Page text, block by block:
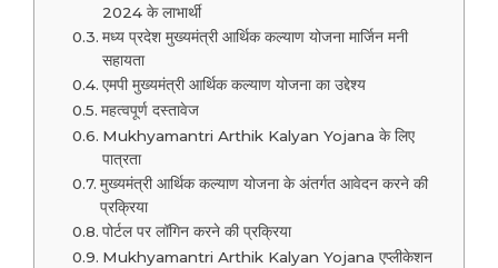
2024 के लाभार्थी
मध्य प्रदेश मुख्यमंत्री आर्थिक कल्याण योजना मार्जिन मनी
सहायता
एमपी मुख्यमंत्री आर्थिक कल्याण योजना का उद्देश्य
महत्वपूर्ण दस्तावेज
Mukhyamantri Arthik Kalyan Yojana के लिए
पात्रता
मुख्यमंत्री आर्थिक कल्याण योजना के अंतर्गत आवेदन करने की
प्रक्रिया
पोर्टल पर लॉगिन करने की प्रक्रिया
Mukhyamantri Arthik Kalyan Yojana एप्लीकेशन